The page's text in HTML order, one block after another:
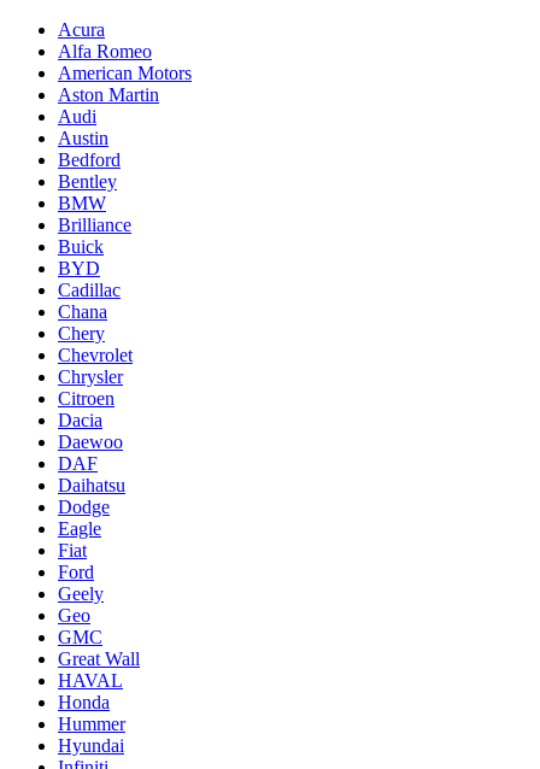
Acura
Alfa Romeo
American Motors
Aston Martin
Audi
Austin
Bedford
Bentley
BMW
Brilliance
Buick
BYD
Cadillac
Chana
Chery
Chevrolet
Chrysler
Citroen
Dacia
Daewoo
DAF
Daihatsu
Dodge
Eagle
Fiat
Ford
Geely
Geo
GMC
Great Wall
HAVAL
Honda
Hummer
Hyundai